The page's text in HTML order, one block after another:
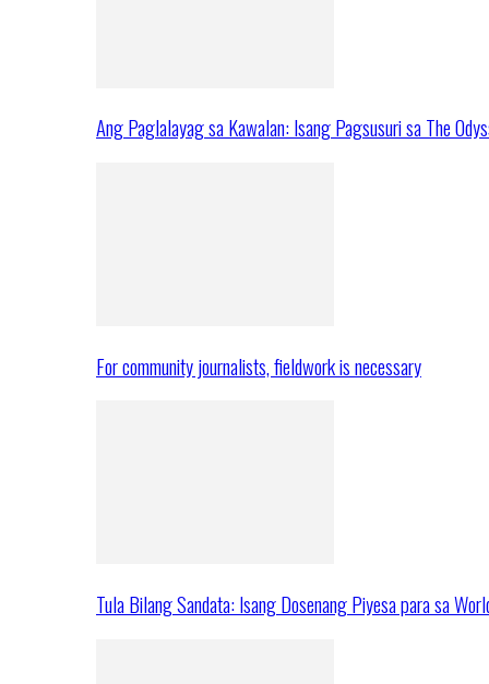
Ang Paglalayag sa Kawalan: Isang Pagsusuri sa The
For community journalists, fieldwork is necessary
Tula Bilang Sandata: Isang Dosenang Piyesa para sa